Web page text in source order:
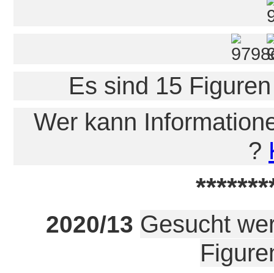
Es sind 15
Wer kann
?
2020/13 Gesucht